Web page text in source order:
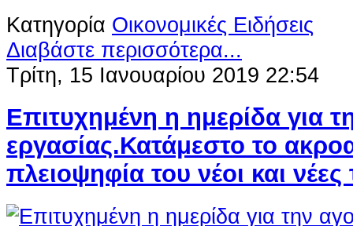
Κατηγορία Οικονομικές Ειδήσεις
Διαβάστε περισσότερα...
Τρίτη, 15 Ιανουαρίου 2019 22:54
Επιτυχημένη η ημερίδα για
εργασίας.Κατάμεστο το
πλειοψηφία του νέοι και νέες